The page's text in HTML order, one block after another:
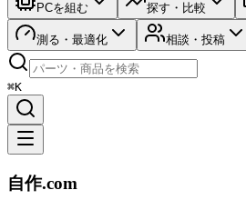
PCを組む 探す・比較
測る・最適化 相談・投稿
⌘K
自作.com